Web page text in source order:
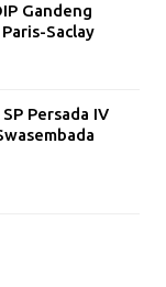
Gandeng
Saclay
Persada IV